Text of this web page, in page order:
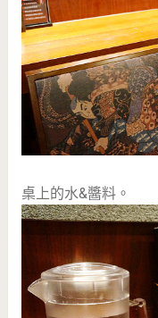
桌上的水&醬料。